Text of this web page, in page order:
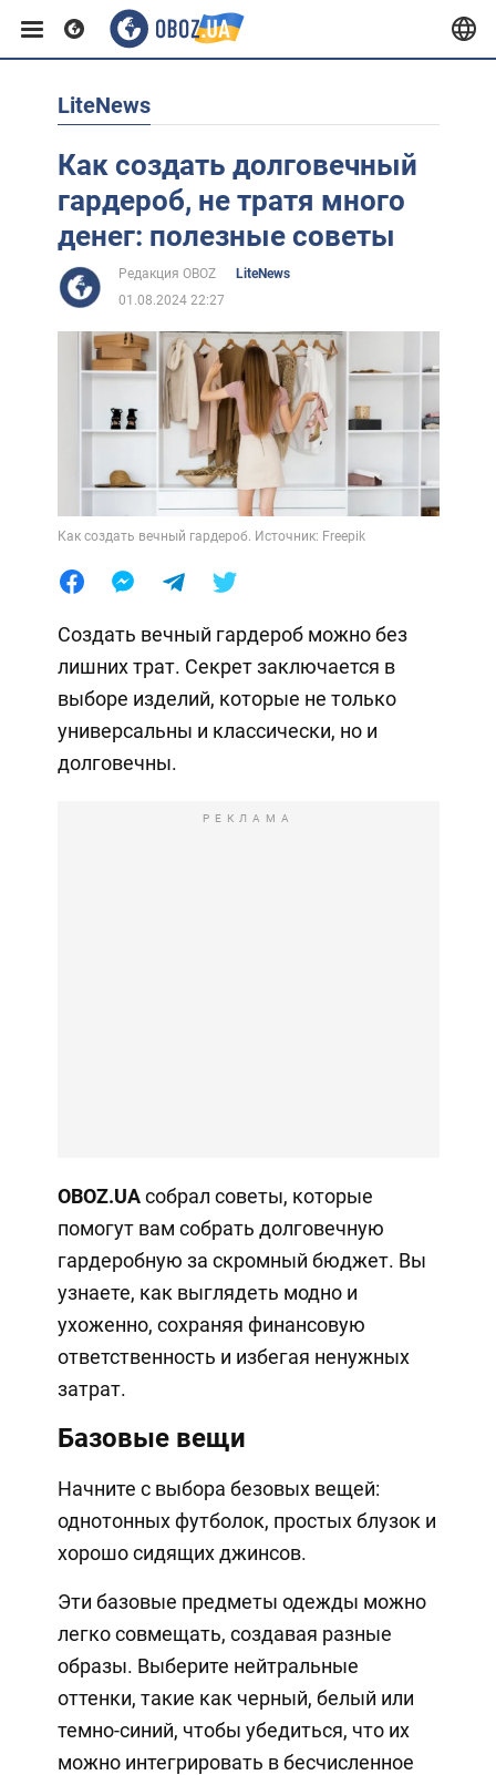
Европа
США
Африка
Лайфхаки
LiteNews
Как создать долговечный
гардероб, не тратя много
денег: полезные советы
Редакция OBOZ
LiteNews
01.08.2024 22:27
Как создать вечный гардероб. Источник: Freepik
Создать вечный гардероб можно без
лишних трат. Секрет заключается в
выборе изделий, которые не только
универсальны и классически, но и
долговечны.
РЕКЛАМА
OBOZ.UAсобрал советы, которые
помогут вам собрать долговечную
гардеробную за скромный бюджет. Вы
узнаете, как выглядеть модно и
ухоженно, сохраняя финансовую
ответственность и избегая ненужных
затрат.
Базовые вещи
Начните с выбора безовых вещей:
однотонных футболок, простых блузок и
хорошо сидящих джинсов.
Эти базовые предметы одежды можно
легко совмещать, создавая разные
образы. Выберите нейтральные
оттенки, такие как черный, белый или
темно-синий, чтобы убедиться, что их
можно интегрировать в бесчисленное